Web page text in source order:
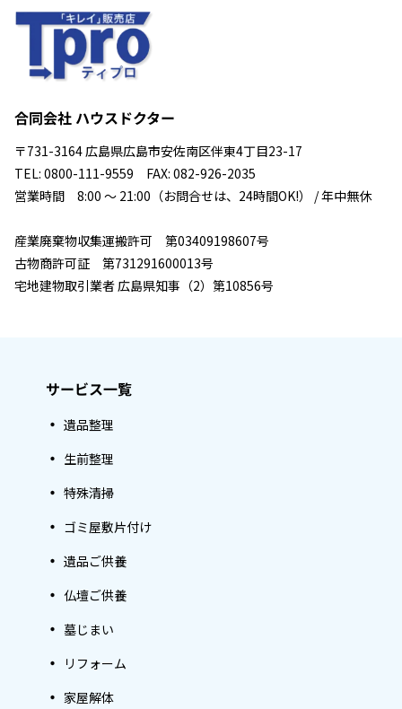
合同会社 ハウスドクター
〒731-3164 広島県広島市安佐南区伴東4丁目23-17
TEL: 0800-111-9559 FAX: 082-926-2035
営業時間 8:00 ～ 21:00（お問合せは、24時間OK!） / 年中無休
産業廃棄物収集運搬許可 第03409198607号
古物商許可証 第731291600013号
宅地建物取引業者 広島県知事（2）第10856号
サービス一覧
遺品整理
生前整理
特殊清掃
ゴミ屋敷片付け
遺品ご供養
仏壇ご供養
墓じまい
リフォーム
家屋解体